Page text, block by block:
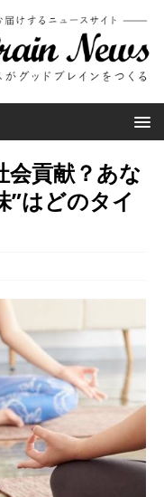
会貢献？あな
”はどのタイ